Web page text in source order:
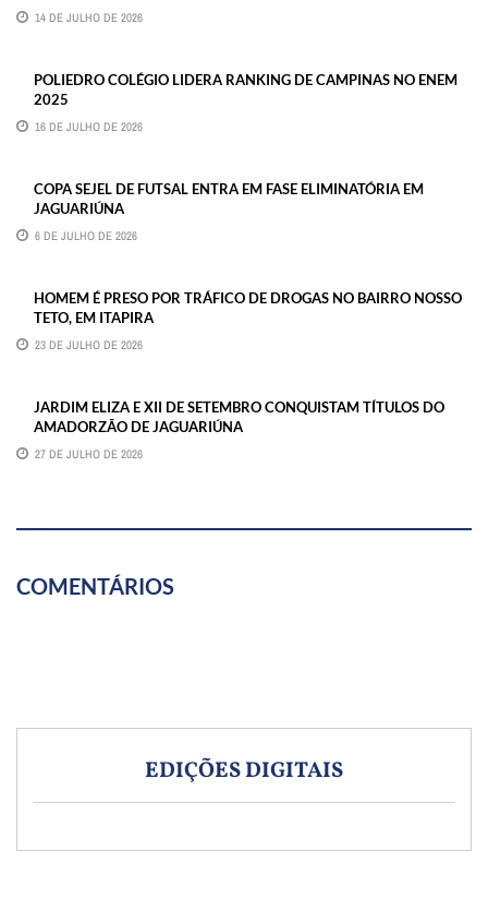
14 DE JULHO DE 2026
POLIEDRO COLÉGIO LIDERA RANKING DE CAMPINAS NO ENEM
2025
16 DE JULHO DE 2026
COPA SEJEL DE FUTSAL ENTRA EM FASE ELIMINATÓRIA EM
JAGUARIÚNA
6 DE JULHO DE 2026
HOMEM É PRESO POR TRÁFICO DE DROGAS NO BAIRRO NOSSO
TETO, EM ITAPIRA
23 DE JULHO DE 2026
JARDIM ELIZA E XII DE SETEMBRO CONQUISTAM TÍTULOS DO
AMADORZÃO DE JAGUARIÚNA
27 DE JULHO DE 2026
COMENTÁRIOS
EDIÇÕES DIGITAIS